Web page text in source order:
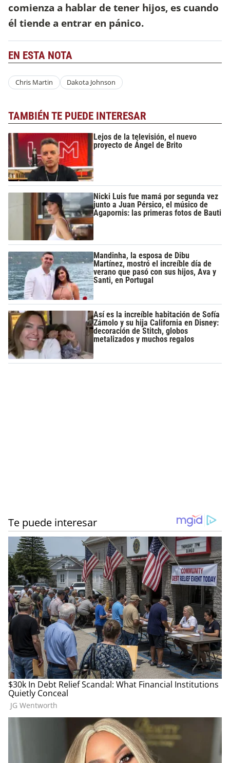
comienza a hablar de tener hijos, es cuando
él tiende a entrar en pánico.
EN ESTA NOTA
Chris Martin Dakota Johnson
TAMBIÉN TE PUEDE INTERESAR
Lejos de la televisión, el nuevo
proyecto de Ángel de Brito
Nicki Luis fue mamá por segunda vez
junto a Juan Pérsico, el músico de
Agapornis: las primeras fotos de Bauti
Mandinha, la esposa de Dibu
Martínez, mostró el increíble día de
verano que pasó con sus hijos, Ava y
Santi, en Portugal
Así es la increíble habitación de Sofía
Zámolo y su hija California en Disney:
decoración de Stitch, globos
metalizados y muchos regalos